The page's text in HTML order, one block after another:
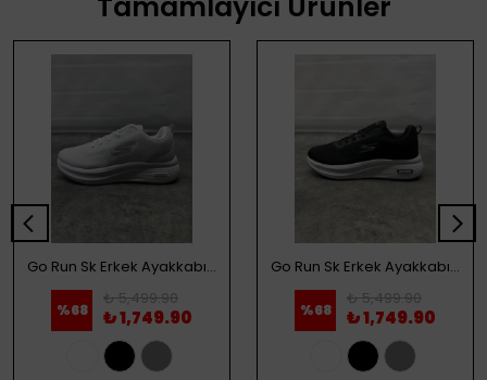
Go Run Sk Erkek Ayakkabı - Beyaz
%68
₺ 5,499.90
₺ 1,749.90
Go Run Sk Erkek Ayakkabı - Siyah
%68
₺ 5,499.90
₺ 1,749.90